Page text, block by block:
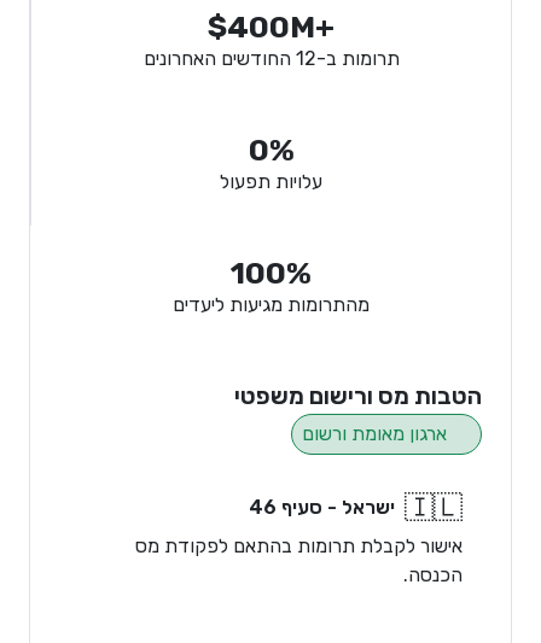
$400M+
תרומות ב-12 החודשים האחרונים
0%
עלויות תפעול
100%
מהתרומות מגיעות ליעדים
הטבות מס ורישום משפטי
ארגון מאומת ורשום
🇮🇱 ישראל - סעיף 46
אישור לקבלת תרומות בהתאם לפקודת מס
הכנסה.